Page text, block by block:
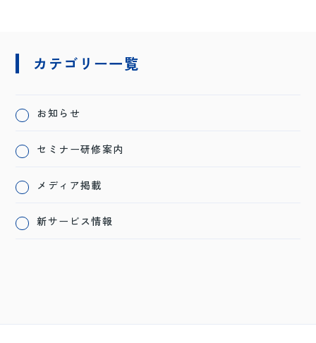
カテゴリー一覧
お知らせ
セミナー研修案内
メディア掲載
新サービス情報